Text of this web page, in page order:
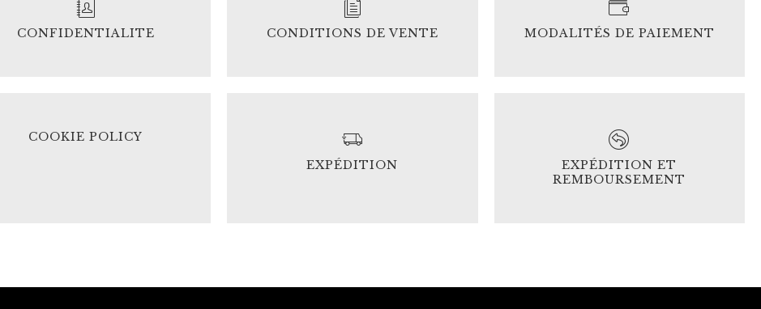
CONFIDENTIALITE CONDITIONS DE VENTE MODALITÉS DE PAIEMENT
COOKIE POLICY
EXPÉDITION
EXPÉDITION ET
REMBOURSEMENT